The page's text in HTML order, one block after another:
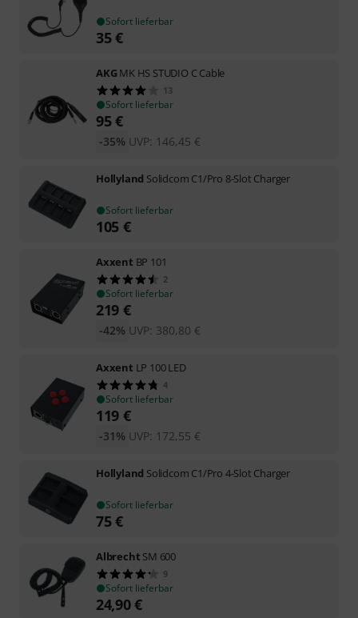
Sofort lieferbar
35€
AKGMK HS STUDIO C Cable
13
Sofort lieferbar
95€
UVP: 146,45 €
-35%
Hollyland Solidcom C1/Pro 8-Slot Charger
Sofort lieferbar
105 €
Axxent BP 101
2
Sofort lieferbar
219 €
UVP: 380,80 €
-42%
Axxent LP 100 LED
4
Sofort lieferbar
119 €
UVP: 172,55 €
-31%
Hollyland Solidcom C1/Pro 4-Slot Charger
Sofort lieferbar
75€
Albrecht SM 600
9
Sofort lieferbar
24,90€